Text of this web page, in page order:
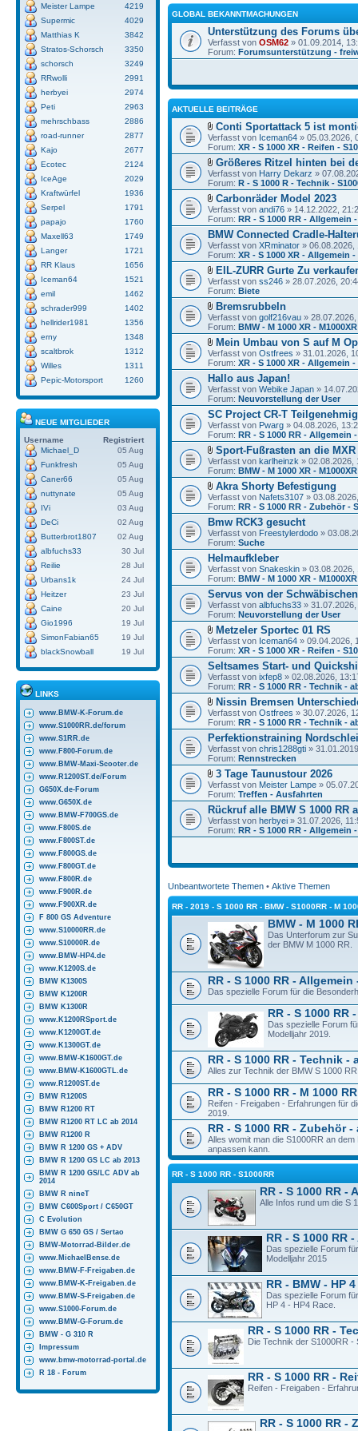
Meister Lampe
4219
Supermic
4029
Matthias K
3842
Stratos-Schorsch
3350
schorsch
3249
RRwolli
2991
herbyei
2974
Peti
2963
mehrschbass
2886
road-runner
2877
Kajo
2677
Ecotec
2124
IceAge
2029
Kraftwürfel
1936
Serpel
1791
papajo
1760
Maxell63
1749
Langer
1721
RR Klaus
1656
Iceman64
1521
emil
1462
schrader999
1402
hellrider1981
1356
erny
1348
scaltbrok
1312
Willes
1311
Pepic-Motorsport
1260
NEUE MITGLIEDER
Username
Registriert
Michael_D
05 Aug
Funkfresh
05 Aug
Caner66
05 Aug
nuttynate
05 Aug
IVi
03 Aug
DeCi
02 Aug
Butterbrot1807
02 Aug
albfuchs33
30 Jul
Reilie
28 Jul
Urbans1k
24 Jul
Heitzer
23 Jul
Caine
20 Jul
Gio1996
19 Jul
SimonFabian65
19 Jul
blackSnowball
19 Jul
LINKS
www.BMW-K-Forum.de
www.S1000RR.de/forum
www.S1RR.de
www.F800-Forum.de
www.BMW-Maxi-Scooter.de
www.R1200ST.de/Forum
G650X.de-Forum
www.G650X.de
www.BMW-F700GS.de
www.F800S.de
www.F800ST.de
www.F800GS.de
www.F800GT.de
www.F800R.de
www.F900R.de
www.F900XR.de
F 800 GS Adventure
www.S10000RR.de
www.S10000R.de
www.BMW-HP4.de
www.K1200S.de
BMW K1300S
BMW K1200R
BMW K1300R
www.K1200RSport.de
www.K1200GT.de
www.K1300GT.de
www.BMW-K1600GT.de
www.BMW-K1600GTL.de
www.R1200ST.de
BMW R1200S
BMW R1200 RT
BMW R1200 RT LC ab 2014
BMW R1200 R
BMW R 1200 GS + ADV
BMW R 1200 GS LC ab 2013
BMW R 1200 GS/LC ADV ab
2014
BMW R nineT
BMW C600Sport / C650GT
C Evolution
BMW G 650 GS / Sertao
BMW-Motorrad-Bilder.de
www.MichaelBense.de
www.BMW-F-Freigaben.de
www.BMW-K-Freigaben.de
www.BMW-S-Freigaben.de
www.S1000-Forum.de
www.BMW-G-Forum.de
BMW - G 310 R
Impressum
www.bmw-motorrad-portal.de
R 18 - Forum
GLOBAL BEKANNTMACHUNGEN
Unterstützung des Forums
Verfasst von OSM62 » 01.09.2014,
Forum: Forumsunterstützung -
AKTUELLE BEITRÄGE
Conti Sportattack 5 ist
Verfasst von Iceman64 » 05.03.2026,
Forum: XR - S 1000 XR - Reifen -
Größeres Ritzel hinten bei
Verfasst von Harry Dekarz »
Forum: R - S 1000 R - Technik -
Carbonräder Model 2023
Verfasst von andi76 » 14.12.2022,
Forum: RR - S 1000 RR - Allgemein
BMW Connected Cradle-
Verfasst von XRminator » 06.08.2026,
Forum: XR - S 1000 XR - Allgemein -
EIL-ZURR Gurte Zu
Verfasst von ss246 » 28.07.2026,
Forum: Biete
Bremsrubbeln
Verfasst von golf216vau »
Forum: BMW - M 1000 XR - M1000XR
Mein Umbau von S auf M
Verfasst von Ostfrees » 31.01.2026,
Forum: XR - S 1000 XR - Allgemein
Hallo aus Japan!
Verfasst von Webike Japan »
Forum: Neuvorstellung der User
SC Project CR-T
Verfasst von Pwarg » 04.08.2026,
Forum: RR - S 1000 RR - Allgemein
Sport-Fußrasten an die MXR
Verfasst von karlheinzk » 02.08.2026,
Forum: BMW - M 1000 XR - M1000XR
Akra Shorty Befestigung
Verfasst von Nafets3107 »
Forum: RR - S 1000 RR - Zubehör -
Bmw RCK3 gesucht
Verfasst von Freestylerdodo »
Forum: Suche
Helmaufkleber
Verfasst von Snakeskin » 03.08.2026,
Forum: BMW - M 1000 XR - M1000XR
Servus von der
Verfasst von albfuchs33 »
Forum: Neuvorstellung der User
Metzeler Sportec 01 RS
Verfasst von Iceman64 » 09.04.2026,
Forum: XR - S 1000 XR - Reifen -
Seltsames Start- und
Verfasst von ixfep8 » 02.08.2026,
Forum: RR - S 1000 RR - Technik -
Nissin Bremsen
Verfasst von Ostfrees » 30.07.2026,
Forum: RR - S 1000 RR - Technik -
Perfektionstraining
Verfasst von chris1288gti »
Forum: Rennstrecken
3 Tage Taunustour 2026
Verfasst von Meister Lampe »
Forum: Treffen - Ausfahrten
Rückruf alle BMW S 1000 RR
Verfasst von herbyei » 31.07.2026,
Forum: RR - S 1000 RR - Allgemein
Unbeantwortete Themen • Aktive Themen
RR - 2019 - S 1000 RR - BMW - S1000RR - M
BMW - M 1000
Das Unterforum zur
der BMW M 1000 RR.
RR - S 1000 RR - Allgemein
Das spezielle Forum für die
RR - S 1000 RR
Das spezielle Forum
Modelljahr 2019.
RR - S 1000 RR - Technik -
Alles zur Technik der BMW S 1000
RR - S 1000 RR - M 1000
Reifen - Freigaben - Erfahrungen für
2019.
RR - S 1000 RR - Zubehör -
Alles womit man die S1000RR an
anpassen kann.
RR - S 1000 RR - S1000RR
RR - S 1000 RR -
Alle Infos rund um die S
RR - S 1000 RR
Das spezielle Forum
Modelljahr 2015
RR - BMW - HP
Das spezielle Forum
HP 4 - HP4 Race.
RR - S 1000 RR -
Die Technik der S1000RR
RR - S 1000 RR -
Reifen - Freigaben -
RR - S 1000 RR -